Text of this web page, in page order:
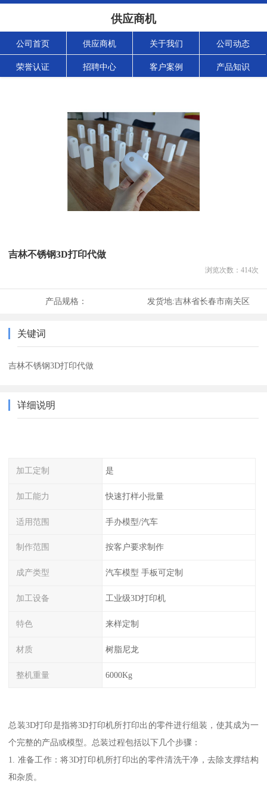
供应商机
公司首页 供应商机 关于我们 公司动态
荣誉认证 招聘中心 客户案例 产品知识
吉林不锈钢3D打印代做
浏览次数： 414次
产品规格： 发货地:吉林省长春市南关区
关键词
吉林不锈钢3D打印代做
详细说明
加工定制 是
加工能力 快速打样小批量
适用范围 手办模型/汽车
制作范围 按客户要求制作
成产类型 汽车模型 手板可定制
加工设备 工业级3D打印机
特色 来样定制
材质 树脂尼龙
整机重量 6000Kg
总装3D打印是指将3D打印机所打印出的零件进行组装，使其成为一
个完整的产品或模型。总装过程包括以下几个步骤：
1. 准备工作：将3D打印机所打印出的零件清洗干净，去除支撑结构
和杂质。